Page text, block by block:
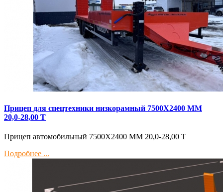
Прицеп для спецтехники низкорамный 7500Х2400 ММ
20,0-28,00 Т
Прицеп автомобильный 7500Х2400 ММ 20,0-28,00 Т
Подробнее ...